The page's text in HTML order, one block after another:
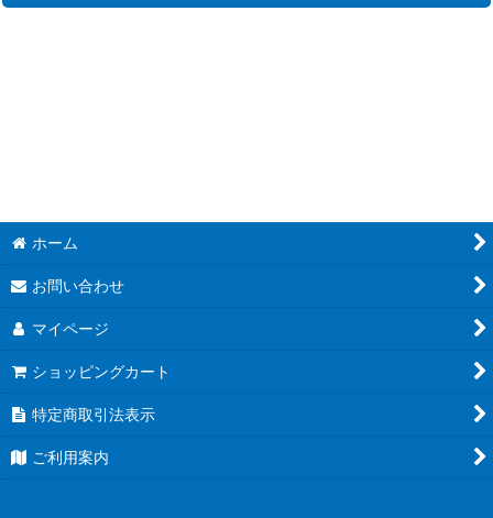
Black Bolt
White Flare
Destined Rivals
Journey Together
Prismatic Evolutions
Surging Sparks
ホーム
お問い合わせ
マイページ
ショッピングカート
特定商取引法表示
ご利用案内